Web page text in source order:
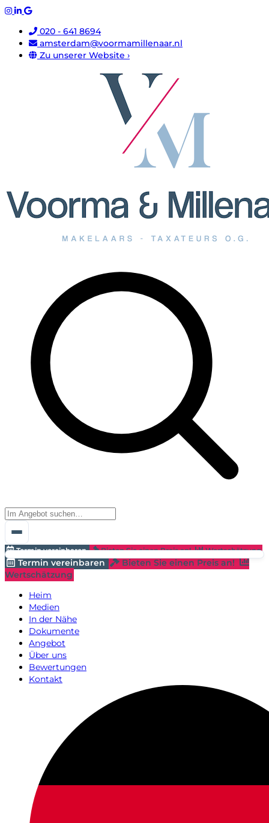
020 - 641 8694
amsterdam@voormamillenaar.nl
Zu unserer Website ›
Termin vereinbaren Bieten Sie einen Preis an! Wertschätzung
Termin vereinbaren
Bieten Sie einen Preis an!
Wertschätzung
Heim
Medien
In der Nähe
Dokumente
Angebot
Über uns
Bewertungen
Kontakt